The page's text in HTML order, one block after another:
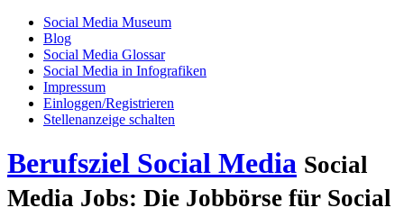
Social Media Museum
Blog
Social Media Glossar
Social Media in Infografiken
Impressum
Einloggen/Registrieren
Stellenanzeige schalten
Berufsziel Social Media Social
Media Jobs: Die Jobbörse für Social